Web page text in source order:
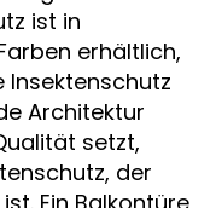
ist in
erhältlich,
Insektenschutz
Architektur
setzt,
der